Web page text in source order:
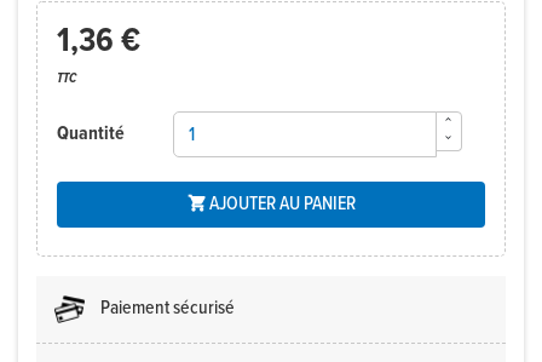
1,36 €
TTC
Quantité
AJOUTER AU PANIER
Paiement sécurisé